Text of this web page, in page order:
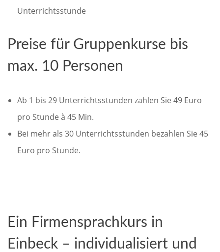
Unterrichtsstunde
Preise für Gruppenkurse bis
max. 10 Personen
Ab 1 bis 29 Unterrichtsstunden zahlen Sie 49 Euro
pro Stunde à 45 Min.
Bei mehr als 30 Unterrichtsstunden bezahlen Sie 45
Euro pro Stunde.
Ein Firmensprachkurs in
Einbeck – individualisiert und